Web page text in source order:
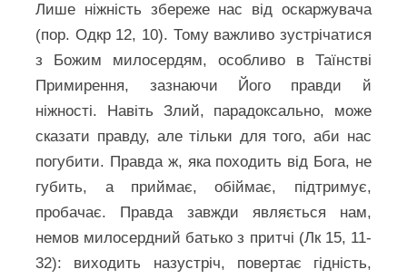
Лише ніжність збереже нас від оскаржувача
(пор. Одкр 12, 10). Тому важливо зустрічатися
з Божим милосердям, особливо в Таїнстві
Примирення, зазнаючи Його правди й
ніжності. Навіть Злий, парадоксально, може
сказати правду, але тільки для того, аби нас
погубити. Правда ж, яка походить від Бога, не
губить, а приймає, обіймає, підтримує,
пробачає. Правда завжди являється нам,
немов милосердний батько з притчі (Лк 15, 11-
32): виходить назустріч, повертає гідність,